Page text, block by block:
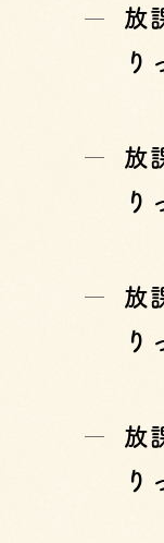
放
り
放
り
放
り
放
り